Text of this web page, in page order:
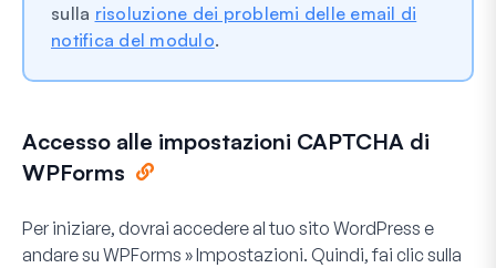
sulla risoluzione dei problemi delle email di
notifica del modulo.
Accesso alle impostazioni CAPTCHA di
WPForms
Per iniziare, dovrai accedere al tuo sito WordPress e
andare su WPForms » Impostazioni. Quindi, fai clic sulla